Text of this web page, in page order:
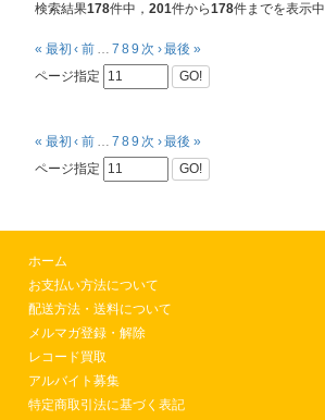
検索結果178件中，201件から178件までを表示中
« 最初 ‹ 前 … 7 89 次 ›最後 »
ページ指定
GO!
« 最初 ‹ 前 … 7 89 次 ›最後 »
ページ指定
GO!
ホーム
お支払い方法について
配送方法・送料について
メルマガ登録・解除
レコード買取
アルバイト募集
特定商取引法に基づく表記